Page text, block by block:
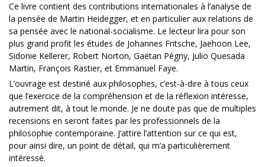
Ce livre contient des contributions internationales à l’analyse de
la pensée de Martin Heidegger, et en particulier aux relations de
sa pensée avec le national-socialisme. Le lecteur lira pour son
plus grand profit les études de Johannes Fritsche, Jaehoon Lee,
Sidonie Kellerer, Robert Norton, Gaëtan Pégny, Julio Quesada
Martin, François Rastier, et Emmanuel Faye.
L’ouvrage est destiné aux philosophes, c’est-à-dire à tous ceux
que l’exercice de la compréhension et de la réflexion intéresse,
autrement dit, à tout le monde. Je ne doute pas que de multiples
recensions en seront faites par les professionnels de la
philosophie contemporaine. J’attire l’attention sur ce qui est,
pour ainsi dire, un point de détail, qui m’a particulièrement
intéressé.